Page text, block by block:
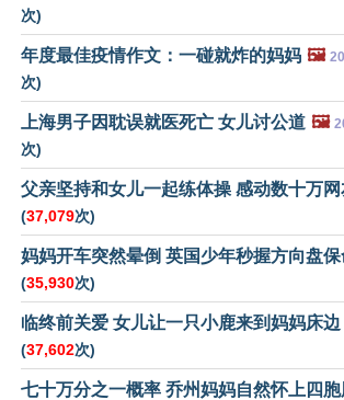
次)
年度最佳疫情作文：一碰就炸的妈妈 🖼️
次)
上海男子因耽误就医死亡 女儿讨公道 🖼️
次)
父亲坚持和女儿一起练体操 感动数十万网
(37,079次)
妈妈开车突然晕倒 英国少年秒握方向盘保
(35,930次)
临终前关爱 女儿让一只小鹿来到妈妈床边
(37,602次)
七十万分之一概率 乔州妈妈自然怀上四胞